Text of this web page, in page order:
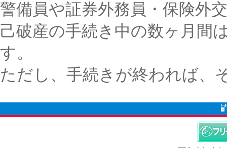
警備員や証券外務員・保険外
己破産の手続き中の数ヶ月間
す。
ただし、手続きが終われば、